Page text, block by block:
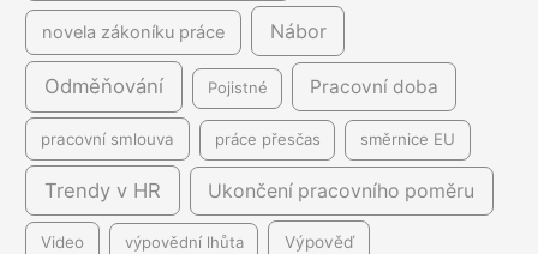
novela zákoníku práce Nábor
Odměňování Pojistné Pracovní doba
pracovní smlouva práce přesčas směrnice EU
Trendy v HR Ukončení pracovního poměru
Video výpovědní lhůta Výpověď